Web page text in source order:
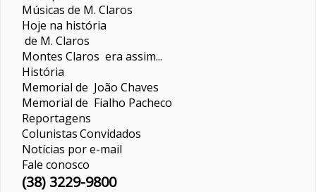
Músicas de M. Claros
Hoje na história
de M. Claros
Montes Claros era assim...
História
Memorial de João Chaves
Memorial de Fialho Pacheco
Reportagens
ColunistasConvidados
Notícias por e-mail
Fale conosco
(38) 3229-9800